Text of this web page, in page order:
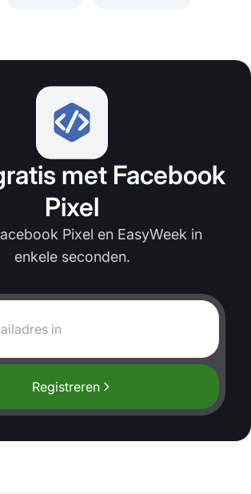
met Facebook
Pixel
Pixel en EasyWeek in
enkele seconden.
Registreren